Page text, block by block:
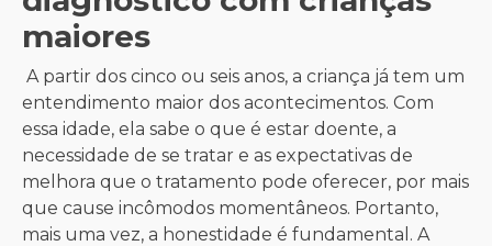
maiores
A partir dos cinco ou seis anos, a criança já tem um
entendimento maior dos acontecimentos. Com
essa idade, ela sabe o que é estar doente, a
necessidade de se tratar e as expectativas de
melhora que o tratamento pode oferecer, por mais
que cause incômodos momentâneos. Portanto,
mais uma vez, a honestidade é fundamental. A